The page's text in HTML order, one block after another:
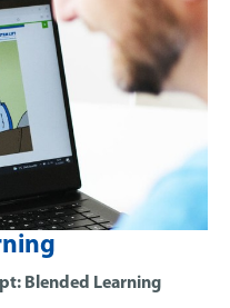
Blended Learning